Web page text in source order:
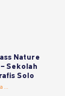
Nature
Sekolah
Solo
...